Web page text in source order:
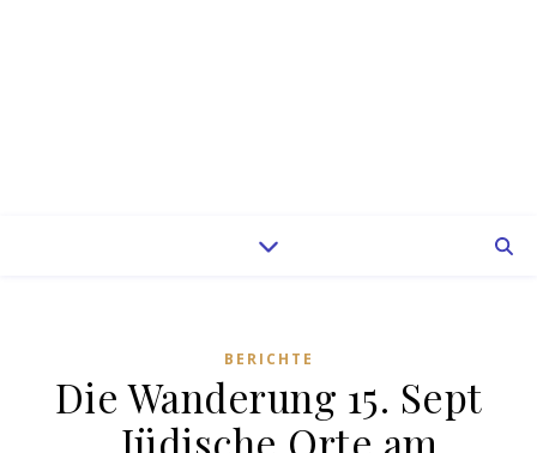
BERICHTE
Die Wanderung 15. Sept
„Jüdische Orte am